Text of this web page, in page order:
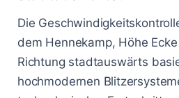
Die
dem Hennekamp, Höhe
Richtung stadtauswärts
hochmodernen